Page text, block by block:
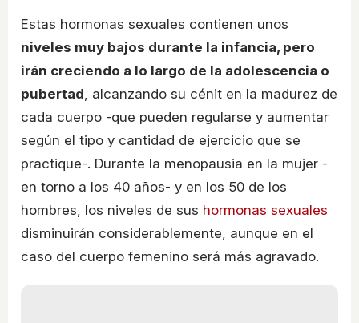
Estas hormonas sexuales contienen unos
niveles muy bajos durante la infancia, pero
irán creciendo a lo largo de la adolescencia o
pubertad , alcanzando su cénit en la madurez de
cada cuerpo -que pueden regularse y aumentar
según el tipo y cantidad de ejercicio que se
practique-. Durante la menopausia en la mujer -
en torno a los 40 años- y en los 50 de los
hombres, los niveles de sus hormonas sexuales
disminuirán considerablemente, aunque en el
caso del cuerpo femenino será más agravado.